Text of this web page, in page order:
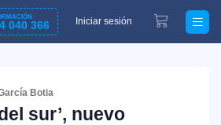
040 366 Iniciar sesión
Botia
sur’, nuevo